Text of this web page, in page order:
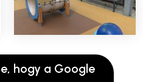
hogy a Google